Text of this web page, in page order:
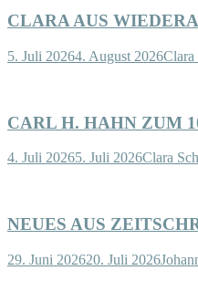
CLARA AUS
5. Juli 20264. August 2026Clara
CARL H. HAHN ZUM
4. Juli 20265. Juli 2026Clara
NEUES AUS
29. Juni 202620. Juli 2026